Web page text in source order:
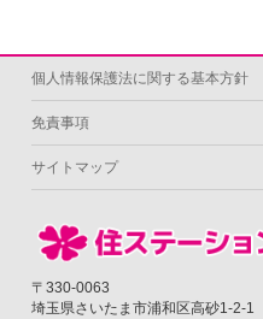
個人情報保護法に関する基本方針
免責事項
サイトマップ
〒330-0063
埼玉県さいたま市浦和区高砂1-2-1